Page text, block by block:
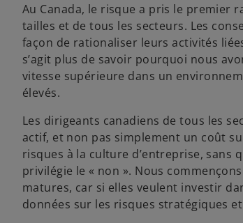
Au Canada, le risque a pris le premier
tailles et de tous les secteurs. Les
façon de rationaliser leurs activités
s’agit plus de savoir pourquoi nous
vitesse supérieure dans un
élevés.
Les dirigeants canadiens de tous les
actif, et non pas simplement un coût
risques à la culture d’entreprise, sans
privilégie le « non ». Nous
matures, car si elles veulent investir
données sur les risques stratégiques